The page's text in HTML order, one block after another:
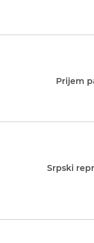
Prijem
Srpski